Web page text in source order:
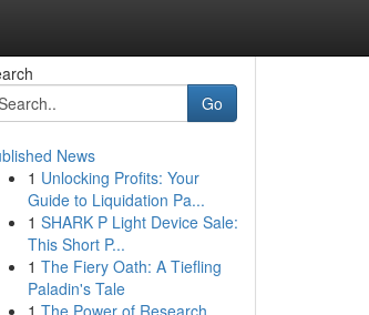
Go
News
1 Unlocking Profits: Your
Guide to Liquidation Pa...
1 SHARK P Light Device Sale:
This Short P...
1 The Fiery Oath: A Tiefling
Paladin's Tale
1 The Power of Research